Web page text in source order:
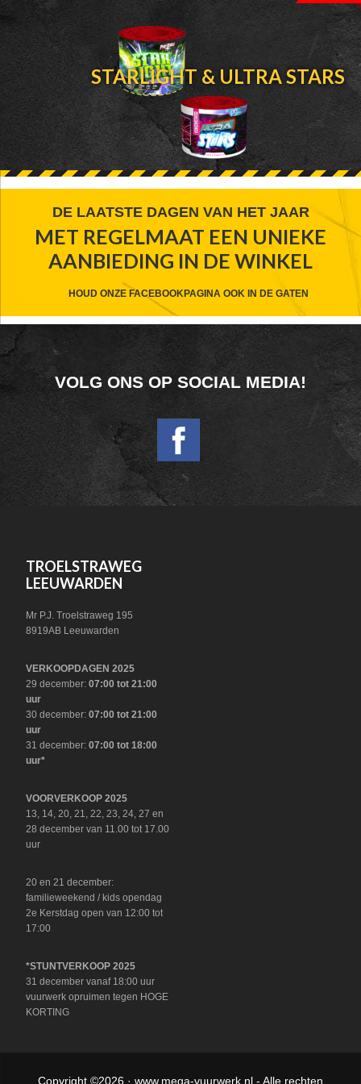
STARLIGHT & ULTRA STARS
FOOTER
WIDGET
HEADER
DE LAATSTE DAGEN VAN HET JAAR
MET REGELMAAT EEN UNIEKE
AANBIEDING IN DE WINKEL
HOUD ONZE FACEBOOKPAGINA OOK IN DE GATEN
FOOTER
WIDGET
HEADER
SOCIAL
VOLG ONS OP SOCIAL MEDIA!
TROELSTRAWEG
LEEUWARDEN
Mr P.J. Troelstraweg 195
8919AB Leeuwarden
VERKOOPDAGEN 2025
29 december:07:00 tot 21:00
uur
30 december:07:00 tot 21:00
uur
31 december:07:00 tot 18:00
uur*
VOORVERKOOP 2025
13, 14, 20, 21, 22, 23, 24, 27 en
28 december van 11.00 tot 17.00
uur
20 en 21 december:
familieweekend / kids opendag
2e Kerstdag open van 12:00 tot
17:00
*STUNTVERKOOP 2025
31 december vanaf 18:00 uur
vuurwerk opruimen tegen HOGE
KORTING
Copyright ©2026 · www.mega-vuurwerk.nl - Alle rechten